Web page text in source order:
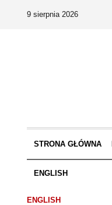
9 sierpnia 2026
STRONA GŁÓWNA
ENGLISH
ENGLISH